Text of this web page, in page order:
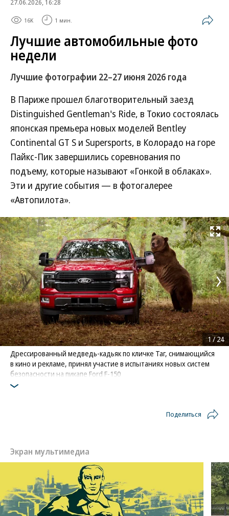
27.06.2026, 16:28
16K 1 мин.
Лучшие автомобильные фото
недели
Лучшие фотографии 22–27 июня 2026 года
В Париже прошел благотворительный заезд
Distinguished Gentleman's Ride, в Токио состоялась
японская премьера новых моделей Bentley
Continental GT S и Supersports, в Колорадо на горе
Пайкс-Пик завершились соревнования по
подъему, которые называют «Гонкой в облаках».
Эти и другие события — в фотогалерее
«Автопилота».
Развернуть
Дрессированный медведь-кадьяк по кличке Таг, снимающийся
в кино и рекламе, принял участие в испытаниях новых систем
безопасности на пикапе Ford F-150
Фото: FORD
1/24
Поделиться
Экран мультимедиа